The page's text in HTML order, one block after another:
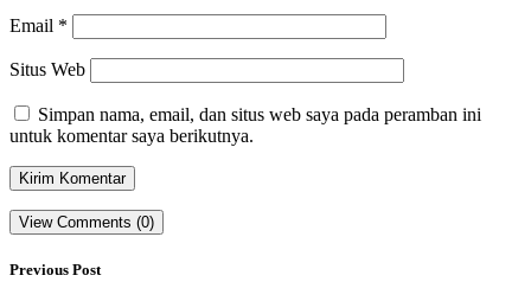
Email *
Situs Web
Simpan nama, email, dan situs web saya pada peramban ini
untuk komentar saya berikutnya.
View Comments (0)
Previous Post